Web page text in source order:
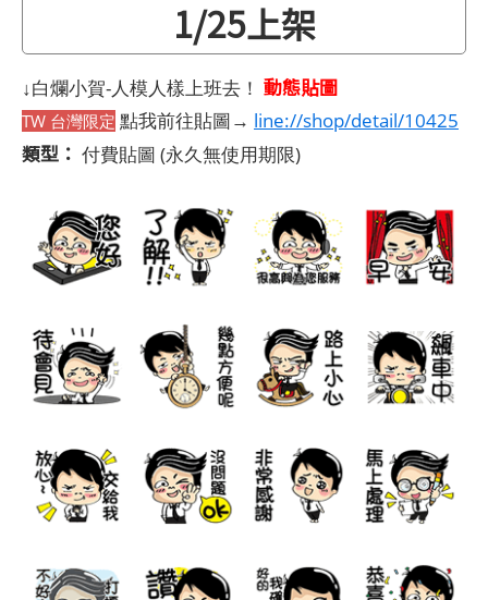
1/25上架
↓白爛小賀-人模人樣上班去！ 動態貼圖
TW 台灣限定 點我前往貼圖→ line://shop/detail/10425
類型： 付費貼圖 (永久無使用期限)